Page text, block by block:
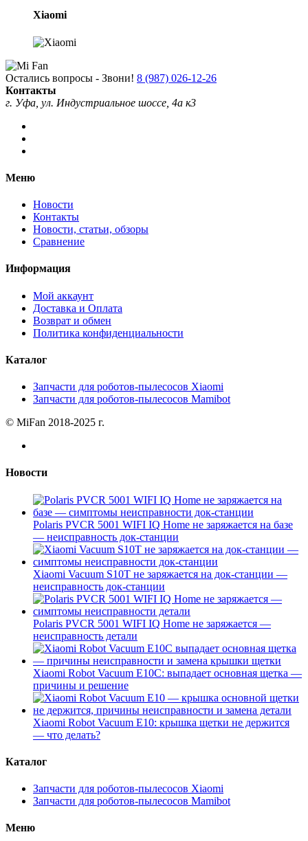
Xiaomi
Остались вопросы - Звони! 8 (987) 026-12-26
Контакты
г. Уфа, ул. Индустриальное шоссе, 4а к3
Меню
Новости
Контакты
Новости, статьи, обзоры
Сравнение
Информация
Мой аккаунт
Доставка и Оплата
Возврат и обмен
Политика конфиденциальности
Каталог
Запчасти для роботов-пылесосов Xiaomi
Запчасти для роботов-пылесосов Mamibot
© MiFan 2018-2025 г.
Новости
Polaris PVCR 5001 WIFI IQ Home не заряжается на базе
— неисправность док-станции
Xiaomi Vacuum S10T не заряжается на док-станции —
неисправность док-станции
Polaris PVCR 5001 WIFI IQ Home не заряжается —
неисправность детали
Xiaomi Robot Vacuum E10C: выпадает основная щетка —
причины и решение
Xiaomi Robot Vacuum E10: крышка щетки не держится
— что делать?
Каталог
Запчасти для роботов-пылесосов Xiaomi
Запчасти для роботов-пылесосов Mamibot
Меню